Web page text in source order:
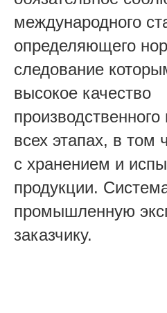
международного
определяющего
следование
высокое качество
всех этапах, в том
с хранением и
продукции.
промышленную
заказчику.